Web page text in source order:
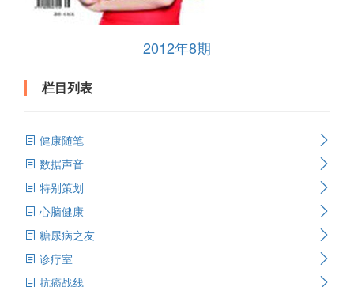
2012年8期
栏目列表
健康随笔
数据声音
特别策划
心脑健康
糖尿病之友
诊疗室
抗癌战线